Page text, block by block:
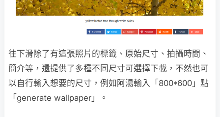
往下滑除了有這張照片的標籤、原始尺寸、拍攝時間、
簡介等，還提供了多種不同尺寸可選擇下載，不然也可
以自行輸入想要的尺寸，例如阿湯輸入「800*600」點
「generate wallpaper」。